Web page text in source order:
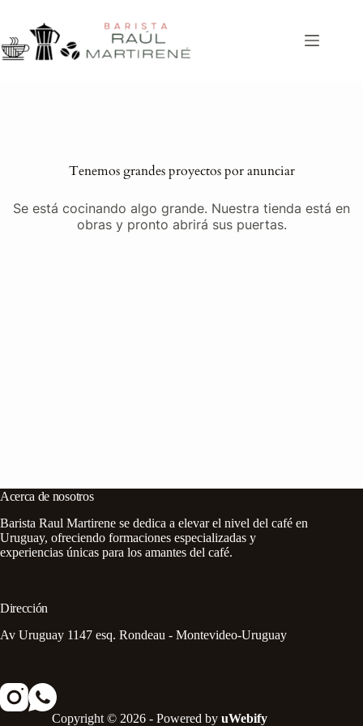
contenido
Tenemos grandes proyectos por anunciar
Se está cocinando algo grande. Nuestra tienda está en
obras y pronto abrirá sus puertas.
Acerca de nosotros
Barista Raul Martirene se dedica a elevar el nivel del café en
Uruguay, ofreciendo formaciones especializadas y
experiencias únicas para los amantes del café.
Dirección
Av Uruguay 1147 esq. Rondeau - Montevideo-Uruguay
Copyright © 2026 - Powered byuWebify